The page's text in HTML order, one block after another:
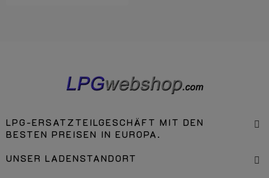
LPG-ERSATZTEILGESCHÄFT MIT DEN
BESTEN PREISEN IN EUROPA.
UNSER LADENSTANDORT